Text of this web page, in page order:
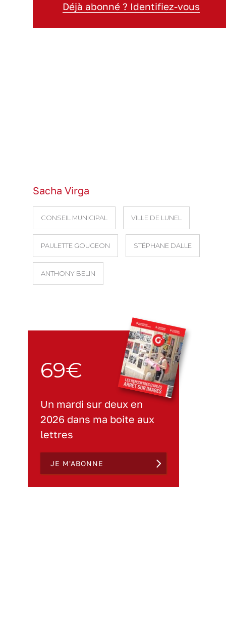
Déjà abonné ? Identifiez-vous
Sacha Virga
CONSEIL MUNICIPAL VILLE DE LUNEL
PAULETTE GOUGEON STÉPHANE DALLE
ANTHONY BELIN
69€
Un mardi sur deux en
2026 dans ma boite aux
lettres
JE M'ABONNE